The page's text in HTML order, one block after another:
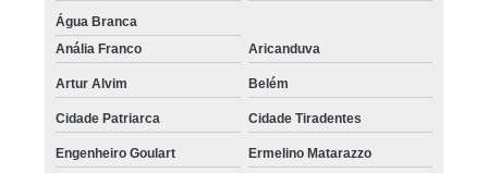
Água Branca
Anália Franco
Aricanduva
Artur Alvim Belém
Cidade Patriarca Cidade Tiradentes
Engenheiro Goulart Ermelino Matarazzo